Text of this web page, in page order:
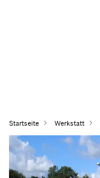
Startseite Werkstatt